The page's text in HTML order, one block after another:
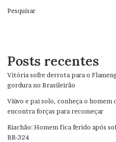
Pesquisar
Posts recentes
Vitória sofre derrota para o
gordura no Brasileirão
Viúvo e pai solo, conheça o homem
encontra forças para recomeçar
Riachão: Homem fica ferido após
BR-324